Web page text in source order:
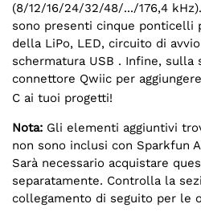
(8/12/16/24/32/48/.../176,4
sono presenti cinque ponticelli
della LiPo, LED, circuito di
schermatura USB . Infine, sulla
connettore Qwiic per
C ai tuoi progetti!
Nota: Gli elementi aggiuntivi
non sono inclusi con Sparkfun
Sarà necessario acquistare
separatamente. Controlla la
collegamento di seguito per le